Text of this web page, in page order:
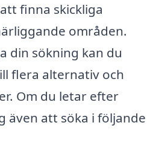
finna skickliga
områden.
din sökning kan du
flera alternativ och
Om du letar efter
även att söka i följande